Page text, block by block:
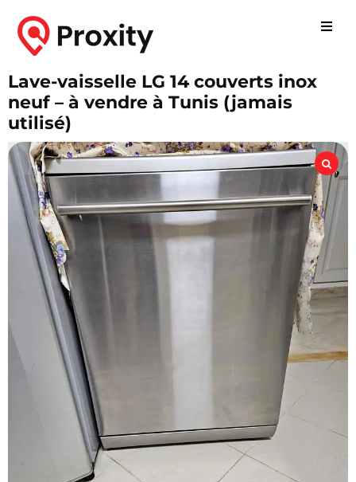
Lave-vaisselle LG 14 couverts inox
neuf – à vendre à Tunis (jamais
utilisé)